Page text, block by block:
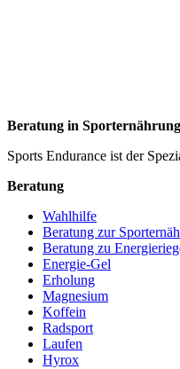
Beratung in
Sports Endurance ist der
Beratung
Wahlhilfe
Beratung zur
Beratung zu
Energie-Gel
Erholung
Magnesium
Koffein
Radsport
Laufen
Hyrox